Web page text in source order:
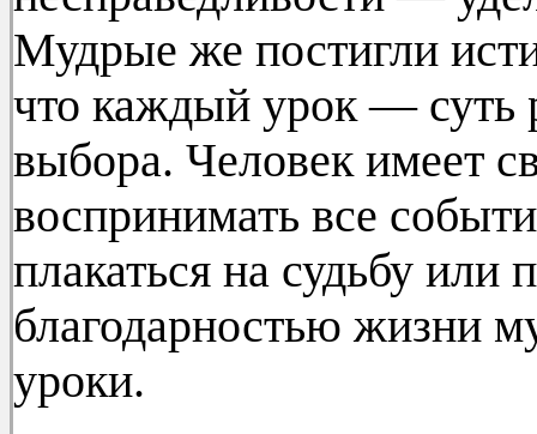
Мудрые же постигли
что каждый урок — суть
выбора. Человек имеет
воспринимать все
плакаться на судьбу или
благодарностью жизни
уроки.